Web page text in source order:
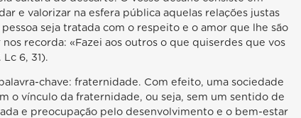
e valorizar na esfera pública aquelas relações justas
seja tratada com o respeito e o amor que lhe são
recorda: «Fazei aos outros o que quiserdes que vos
Lc 6, 31).
chave: fraternidade. Com efeito, uma sociedade
o vínculo da fraternidade, ou seja, sem um sentido de
e preocupação pelo desenvolvimento e o bem-estar